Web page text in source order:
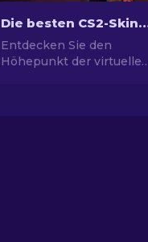
Die besten CS2-
Entdecken Sie den
Höhepunkt der